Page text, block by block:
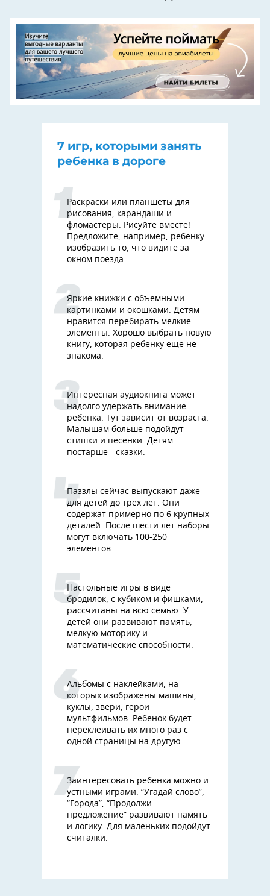
7 игр, которыми занять
ребенка в дороге
Раскраски или планшеты для
рисования, карандаши и
фломастеры. Рисуйте вместе!
Предложите, например, ребенку
изобразить то, что видите за
окном поезда.
Яркие книжки с объемными
картинками и окошками. Детям
нравится перебирать мелкие
элементы. Хорошо выбрать новую
книгу, которая ребенку еще не
знакома.
Интересная аудиокнига может
надолго удержать внимание
ребенка. Тут зависит от возраста.
Малышам больше подойдут
стишки и песенки. Детям
постарше - сказки.
Паззлы сейчас выпускают даже
для детей до трех лет. Они
содержат примерно по 6 крупных
деталей. После шести лет наборы
могут включать 100-250
элементов.
Настольные игры в виде
бродилок, с кубиком и фишками,
рассчитаны на всю семью. У
детей они развивают память,
мелкую моторику и
математические способности.
Альбомы с наклейками, на
которых изображены машины,
куклы, звери, герои
мультфильмов. Ребенок будет
переклеивать их много раз с
одной страницы на другую.
Заинтересовать ребенка можно и
устными играми. “Угадай слово”,
“Города”, “Продолжи
предложение” развивают память
и логику. Для маленьких подойдут
считалки.